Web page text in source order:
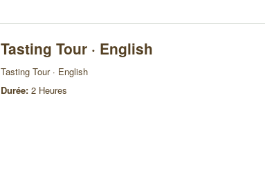
Tasting Tour · English
Tasting Tour · English
Durée: 2 Heures